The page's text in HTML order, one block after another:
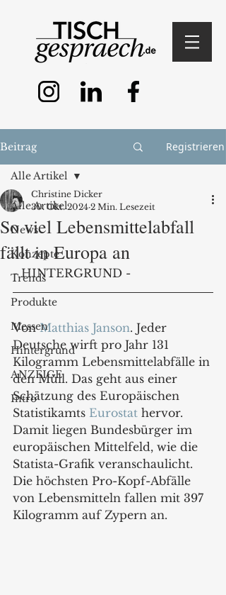
Beitrag Registrieren
Alle Artikel
News
Konzepte
Trends
Produkte
Messen
Hintergrund
ANZEIGE
Intro
Alle Artikel
So viel Lebensmittelabfall
fällt in Europa an
Christine Dicker
30. Okt. 2024 2 Min. Lesezeit
- HINTERGRUND -
Von Matthias Janson. Jeder
Deutsche wirft pro Jahr 131
Kilogramm Lebensmittelabfälle in
den Müll. Das geht aus einer
Schätzung des Europäischen
Statistikamts Eurostat hervor.
Damit liegen Bundesbürger im
europäischen Mittelfeld, wie die
Statista-Grafik veranschaulicht.
Die höchsten Pro-Kopf-Abfälle
von Lebensmitteln fallen mit 397
Kilogramm auf Zypern an.